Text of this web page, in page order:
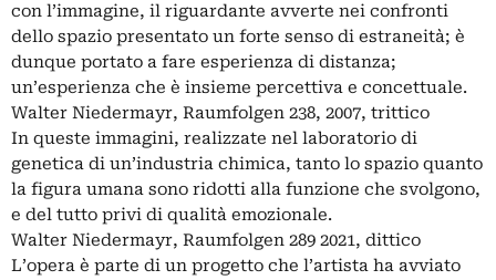
con l’immagine, il riguardante avverte nei confronti
dello spazio presentato un forte senso di estraneità; è
dunque portato a fare esperienza di distanza;
un’esperienza che è insieme percettiva e concettuale.
Walter Niedermayr, Raumfolgen 238, 2007, trittico
In queste immagini, realizzate nel laboratorio di
genetica di un’industria chimica, tanto lo spazio quanto
la figura umana sono ridotti alla funzione che svolgono,
e del tutto privi di qualità emozionale.
Walter Niedermayr, Raumfolgen 289 2021, dittico
L’opera è parte di un progetto che l’artista ha avviato